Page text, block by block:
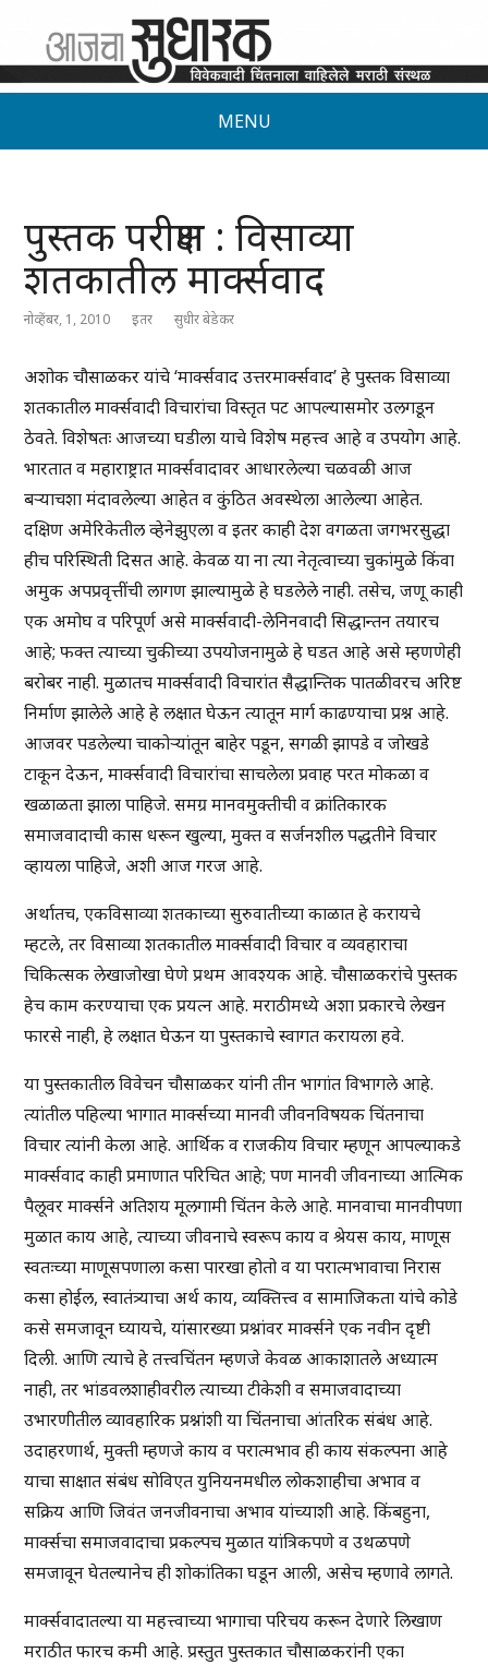
MENU
पुस्तक परीक्षण : विसाव्या
शतकातील मार्क्सवाद
नोव्हेंबर, 1, 2010 इतर सुधीर बेडेकर
अशोक चौसाळकर यांचे ‘मार्क्सवाद उत्तरमार्क्सवाद’ हे पुस्तक विसाव्या
शतकातील मार्क्सवादी विचारांचा विस्तृत पट आपल्यासमोर उलगडून
ठेवते. विशेषतः आजच्या घडीला याचे विशेष महत्त्व आहे व उपयोग आहे.
भारतात व महाराष्ट्रात मार्क्सवादावर आधारलेल्या चळवळी आज
बऱ्याचशा मंदावलेल्या आहेत व कुंठित अवस्थेला आलेल्या आहेत.
दक्षिण अमेरिकेतील व्हेनेझुएला व इतर काही देश वगळता जगभरसुद्धा
हीच परिस्थिती दिसत आहे. केवळ या ना त्या नेतृत्वाच्या चुकांमुळे किंवा
अमुक अपप्रवृत्तींची लागण झाल्यामुळे हे घडलेले नाही. तसेच, जणू काही
एक अमोघ व परिपूर्ण असे मार्क्सवादी-लेनिनवादी सिद्धान्तन तयारच
आहे; फक्त त्याच्या चुकीच्या उपयोजनामुळे हे घडत आहे असे म्हणणेही
बरोबर नाही. मुळातच मार्क्सवादी विचारांत सैद्धान्तिक पातळीवरच अरिष्ट
निर्माण झालेले आहे हे लक्षात घेऊन त्यातून मार्ग काढण्याचा प्रश्न आहे.
आजवर पडलेल्या चाकोऱ्यांतून बाहेर पडून, सगळी झापडे व जोखडे
टाकून देऊन, मार्क्सवादी विचारांचा साचलेला प्रवाह परत मोकळा व
खळाळता झाला पाहिजे. समग्र मानवमुक्तीची व क्रांतिकारक
समाजवादाची कास धरून खुल्या, मुक्त व सर्जनशील पद्धतीने विचार
व्हायला पाहिजे, अशी आज गरज आहे.
अर्थातच, एकविसाव्या शतकाच्या सुरुवातीच्या काळात हे करायचे
म्हटले, तर विसाव्या शतकातील मार्क्सवादी विचार व व्यवहाराचा
चिकित्सक लेखाजोखा घेणे प्रथम आवश्यक आहे. चौसाळकरांचे पुस्तक
हेच काम करण्याचा एक प्रयत्न आहे. मराठीमध्ये अशा प्रकारचे लेखन
फारसे नाही, हे लक्षात घेऊन या पुस्तकाचे स्वागत करायला हवे.
या पुस्तकातील विवेचन चौसाळकर यांनी तीन भागांत विभागले आहे.
त्यांतील पहिल्या भागात मार्क्सच्या मानवी जीवनविषयक चिंतनाचा
विचार त्यांनी केला आहे. आर्थिक व राजकीय विचार म्हणून आपल्याकडे
मार्क्सवाद काही प्रमाणात परिचित आहे; पण मानवी जीवनाच्या आत्मिक
पैलूवर मार्क्सने अतिशय मूलगामी चिंतन केले आहे. मानवाचा मानवीपणा
मुळात काय आहे, त्याच्या जीवनाचे स्वरूप काय व श्रेयस काय, माणूस
स्वतःच्या माणूसपणाला कसा पारखा होतो व या परात्मभावाचा निरास
कसा होईल, स्वातंत्र्याचा अर्थ काय, व्यक्तित्त्व व सामाजिकता यांचे कोडे
कसे समजावून घ्यायचे, यांसारख्या प्रश्नांवर मार्क्सने एक नवीन दृष्टी
दिली. आणि त्याचे हे तत्त्वचिंतन म्हणजे केवळ आकाशातले अध्यात्म
नाही, तर भांडवलशाहीवरील त्याच्या टीकेशी व समाजवादाच्या
उभारणीतील व्यावहारिक प्रश्नांशी या चिंतनाचा आंतरिक संबंध आहे.
उदाहरणार्थ, मुक्ती म्हणजे काय व परात्मभाव ही काय संकल्पना आहे
याचा साक्षात संबंध सोविएत युनियनमधील लोकशाहीचा अभाव व
सक्रिय आणि जिवंत जनजीवनाचा अभाव यांच्याशी आहे. किंबहुना,
मार्क्सचा समाजवादाचा प्रकल्पच मुळात यांत्रिकपणे व उथळपणे
समजावून घेतल्यानेच ही शोकांतिका घडून आली, असेच म्हणावे लागते.
मार्क्सवादातल्या या महत्त्वाच्या भागाचा परिचय करून देणारे लिखाण
मराठीत फारच कमी आहे. प्रस्तुत पुस्तकात चौसाळकरांनी एका